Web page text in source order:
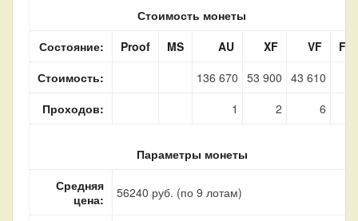
Стоимость монеты
Состояние:
Proof MS AU XF VF
F
Стоимость:
136 670 53 900 43 610
Проходов:
1 2 6
Параметры монеты
Средняя
цена:
56240 руб. (по 9 лотам)